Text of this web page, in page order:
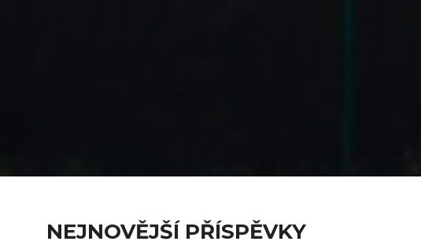
NEJNOVĚJŠÍ PŘÍSPĚVKY